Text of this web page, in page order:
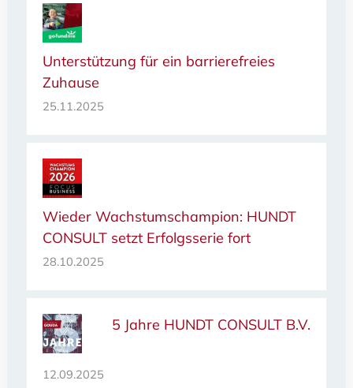
Unterstützung für ein barrierefreies
Zuhause
25.11.2025
Wieder Wachstumschampion: HUNDT
CONSULT setzt Erfolgsserie fort
28.10.2025
5 Jahre HUNDT CONSULT B.V.
12.09.2025